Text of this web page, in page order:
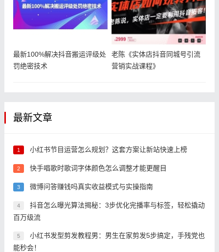
最新100%解决抖音搬运评级处
罚绝密技术
老陈《实体店抖音同城号引流
营销实战课程》
最新文章
1 小红书节目运营怎么规划？这套方案让新站快速上榜
2 快手唱歌时歌词字体颜色怎么调整才能更醒目
3 微博问答赚钱吗真实收益模式与实操指南
4
抖音怎么曝光算法揭秘：3步优化完播率与标签，轻松撬动
百万级流
5
小红书发型剪发教程男：男生在家剪发5步搞定，手残党也
能秒会！